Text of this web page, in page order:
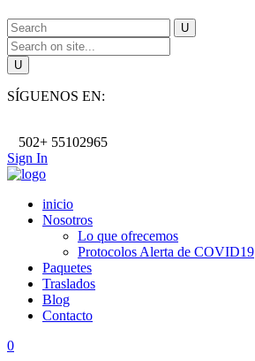
SÍGUENOS EN:
502+ 55102965
Sign In
inicio
Nosotros
Lo que ofrecemos
Protocolos Alerta de COVID19
Paquetes
Traslados
Blog
Contacto
0